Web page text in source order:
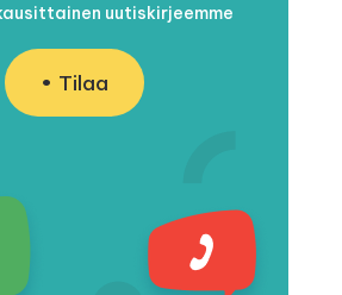
uutiskirjeemme
Tilaa